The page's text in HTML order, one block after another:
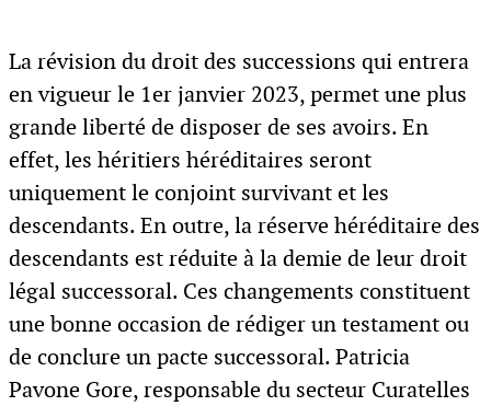
La révision du droit des successions qui entrera
en vigueur le 1er janvier 2023, permet une plus
grande liberté de disposer de ses avoirs. En
effet, les héritiers héréditaires seront
uniquement le conjoint survivant et les
descendants. En outre, la réserve héréditaire des
descendants est réduite à la demie de leur droit
légal successoral. Ces changements constituent
une bonne occasion de rédiger un testament ou
de conclure un pacte successoral. Patricia
Pavone Gore, responsable du secteur Curatelles